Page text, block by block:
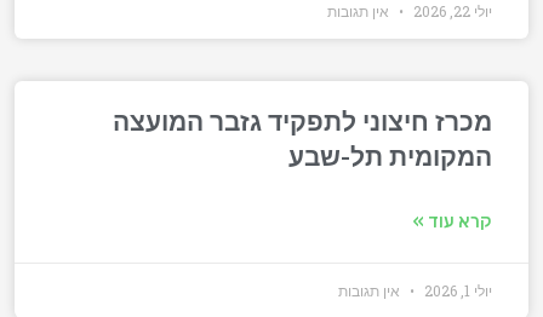
יולי 22, 2026 אין תגובות
מכרז חיצוני לתפקיד גזבר המועצה
המקומית תל-שבע
קרא עוד »
יולי 1, 2026 אין תגובות